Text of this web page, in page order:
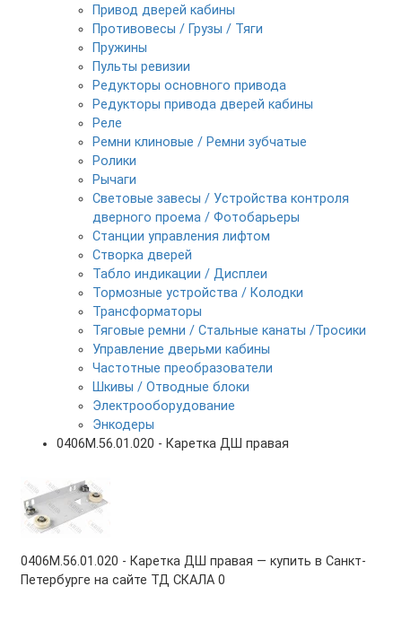
Привод дверей кабины
Противовесы / Грузы / Тяги
Пружины
Пульты ревизии
Редукторы основного привода
Редукторы привода дверей кабины
Реле
Ремни клиновые / Ремни зубчатые
Ролики
Рычаги
Световые завесы / Устройства контроля
дверного проема / Фотобарьеры
Станции управления лифтом
Створка дверей
Табло индикации / Дисплеи
Тормозные устройства / Колодки
Трансформаторы
Тяговые ремни / Стальные канаты /Тросики
Управление дверьми кабины
Частотные преобразователи
Шкивы / Отводные блоки
Электрооборудование
Энкодеры
0406М.56.01.020 - Каретка ДШ правая
0406М.56.01.020 - Каретка ДШ правая — купить в Санкт-
Петербурге на сайте ТД СКАЛА 0